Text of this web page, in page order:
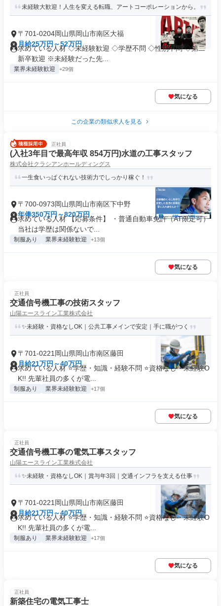
未経験大歓迎！人生を変える転職、アートコーポレーションから。
〒701-0204岡山県岡山市南区大福
月給25万円～52万円
求めている人材 ◇未経験歓迎 ◇学歴不問 ◇性別不問 ◇第二
新卒歓迎 ※未経験だった先...
業界未経験歓迎 +29個
気になる
この企業の類似求人を見る
正社員
(入社3年目で最高年収 854万円)水道の工事スタッフ
株式会社クラシアンホールディングス
一生食いっぱぐれない技術力でしっかり稼ぐ！
〒700-0973岡山県岡山市南区下中野
年俸350万円～820万円
求めている人材 【応募条件】 ・普通自動車免許（AT限定可）
当社は学歴は関係ないで...
制服あり 業界未経験歓迎 +13個
気になる
正社員
交通信号機工事の技術スタッフ
山陽エースライン工業株式会社
✨未経験・資格なしOK｜公共工事メインで安定｜手に職がつく
〒701-0221岡山県岡山市南区藤田
月給21万円～40万円
求めている人材 ⭐学歴・知識・経験不問 ⭐資格なし・未経験O
K!! 先輩社員の多くが電...
制服あり 業界未経験歓迎 +17個
気になる
正社員
交通信号機工事の電気工事スタッフ
山陽エースライン工業株式会社
✨未経験・資格なしOK｜賞与年3回｜交通インフラを支える仕事
〒701-0221岡山県岡山市南区藤田
月給21万円～40万円
求めている人材 ⭐学歴・知識・経験不問 ⭐資格なし・未経験O
K!! 先輩社員の多くが電...
制服あり 業界未経験歓迎 +17個
気になる
正社員
新築住宅の電気工事士